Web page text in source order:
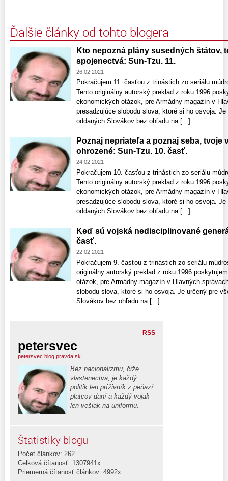
Ďalšie články od tohto blogera
Kto nepozná plány susedných štátov,
spojenectvá: Sun-Tzu. 11.
26.02.2021
Pokračujem 11. časťou z trinástich zo seriálu
Tento originálny autorský preklad z roku 1996
ekonomických otázok, pre Armádny magazín v
presadzujúce slobodu slova, ktoré si ho osvoja.
oddaných Slovákov bez ohľadu na [...]
Poznaj nepriateľa a poznaj seba,
ohrozené: Sun-Tzu. 10. časť.
24.02.2021
Pokračujem 10. časťou z trinástich zo seriálu
Tento originálny autorský preklad z roku 1996
ekonomických otázok, pre Armádny magazín v
presadzujúce slobodu slova, ktoré si ho osvoja.
oddaných Slovákov bez ohľadu na [...]
Keď sú vojská nedisciplinované
časť.
22.02.2021
Pokračujem 9. časťou z trinástich zo seriálu
originálny autorský preklad z roku 1996
otázok, pre Armádny magazín v Hlavných
slobodu slova, ktoré si ho osvoja. Je určený pre
Slovákov bez ohľadu na [...]
RSS
petersvec
petersvec.blog.pravda.sk
Bez nacionalizmu, čiže
vlastenectva, je každý
politik len príživník z peňazí
platcov daní a každý vojak
len vešiak na uniformu.
Štatistiky blogu
Počet článkov: 262
Celková čítanosť: 1307941x
Priemerná čítanosť článkov: 4992x